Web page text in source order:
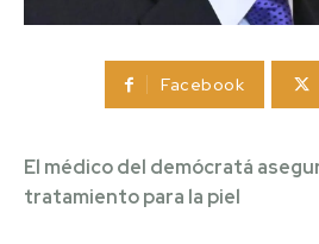
Facebook
El médico del demócratá
tratamiento para la piel